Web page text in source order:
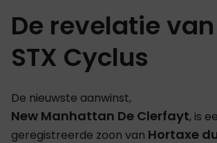
De revelatie
STX Cyclus
De nieuwste aanwinst,
New Manhattan De Clerfayt, is
geregistreerde zoon van Hortaxe